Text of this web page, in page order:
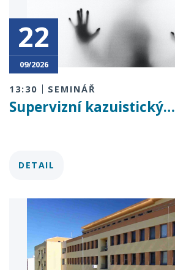
22
09/2026
13:30 SEMINÁŘ
Supervizní kazuistický…
DETAIL